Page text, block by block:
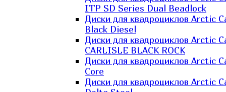
ITP SD Series Dual Beadlock
Диски для квадроциклов Arctic
Black Diesel
Диски для квадроциклов Arctic
CARLISLE BLACK ROCK
Диски для квадроциклов Arctic
Core
Диски для квадроциклов Arctic